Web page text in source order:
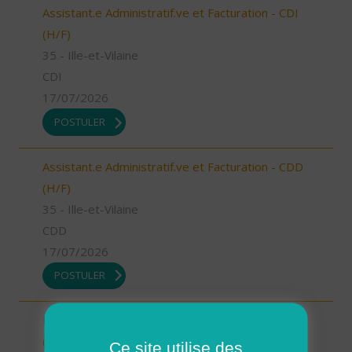
Assistant.e Administratif.ve et Facturation - CDI
(H/F)
35 - Ille-et-Vilaine
CDI
17/07/2026
POSTULER
Assistant.e Administratif.ve et Facturation - CDD
(H/F)
35 - Ille-et-Vilaine
CDD
17/07/2026
POSTULER
INTERVENANT.E A DOMICILE - VAL COUESNON
(H/F)
Ce site utilise des